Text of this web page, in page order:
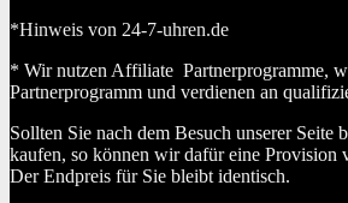
*Hinweis von 24-7-uhren.de
* Wir nutzen Affiliate Partnerprogramme,
Partnerprogramm und verdienen an
Sollten Sie nach dem Besuch unserer Seite
kaufen, so können wir dafür eine Provision
Der Endpreis für Sie bleibt identisch.